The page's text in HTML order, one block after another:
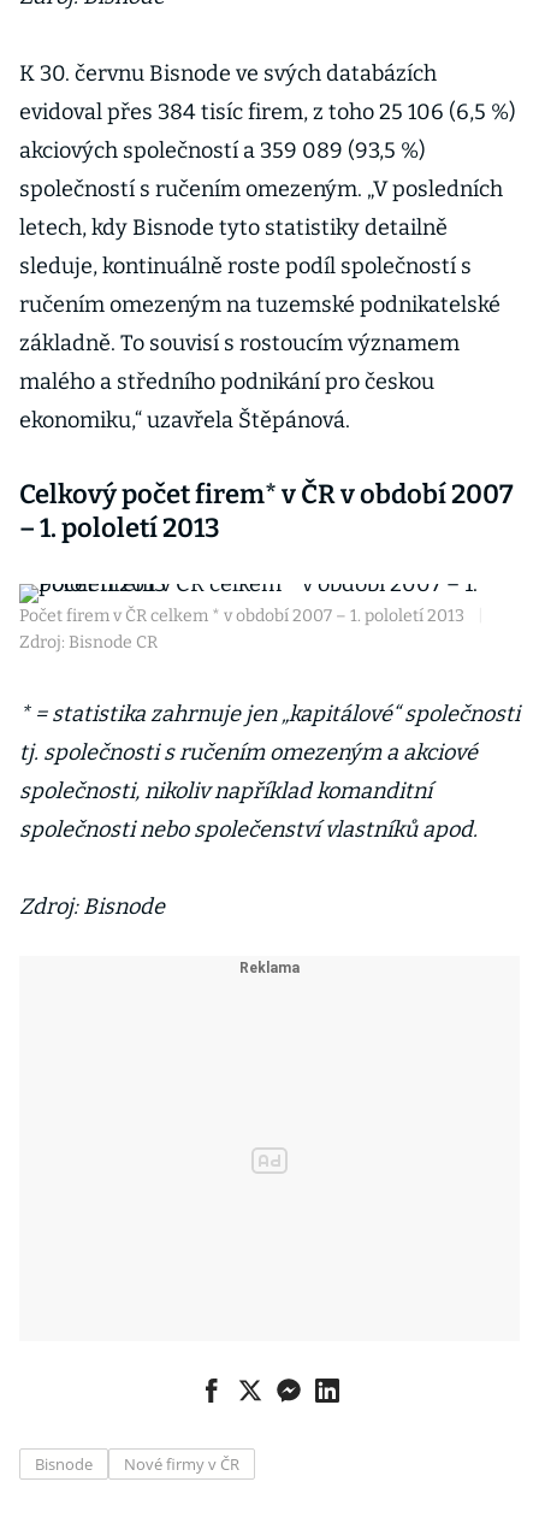
K 30. červnu Bisnode ve svých databázích
evidoval přes 384 tisíc firem, z toho 25 106 (6,5 %)
akciových společností a 359 089 (93,5 %)
společností s ručením omezeným. „V posledních
letech, kdy Bisnode tyto statistiky detailně
sleduje, kontinuálně roste podíl společností s
ručením omezeným na tuzemské podnikatelské
základně. To souvisí s rostoucím významem
malého a středního podnikání pro českou
ekonomiku,“ uzavřela Štěpánová.
Celkový počet firem* v ČR v období 2007
– 1. pololetí 2013
Počet firem v ČR celkem * v období 2007 – 1. pololetí 2013
Zdroj: Bisnode CR
* = statistika zahrnuje jen „kapitálové“ společnosti
tj. společnosti s ručením omezeným a akciové
společnosti, nikoliv například komanditní
společnosti nebo společenství vlastníků apod.
Zdroj: Bisnode
Bisnode Nové firmy v ČR